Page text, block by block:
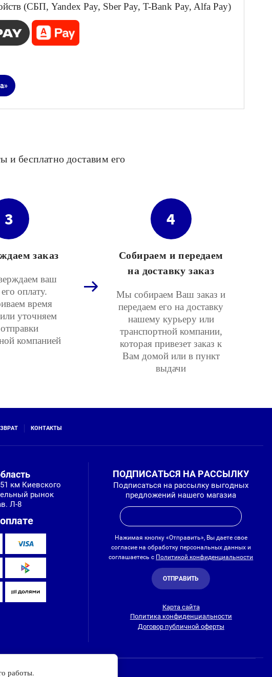
(СБП, Yandex Pay, Sber Pay, T-Bank Pay, Alfa Pay)
и бесплатно доставим его
3
заказ
ваш
оплату.
время
уточняем
компанией
4
Собираем и передаем
на доставку заказ
Мы собираем Ваш заказ и
передаем его на доставку
нашему курьеру или
транспортной компании,
которая привезет заказ к
Вам домой или в пункт
выдачи
КОНТАКТЫ
км Киевского
рынок
Л-8
ПОДПИСАТЬСЯ НА РАССЫЛКУ
Подписаться на рассылку выгодных
предложений нашего магазиа
Нажимая кнопку «Отправить», Вы даете свое
согласие на обработку персональных данных и
соглашаетесь с Политикой конфиденциальности
ОТПРАВИТЬ
Карта сайта
Политика конфиденциальности
Договор публичной оферты
работы.